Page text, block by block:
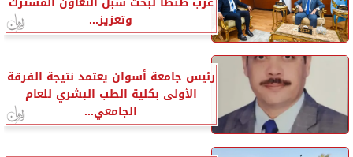
وتعزيز...
رئيس جامعة أسوان يعتمد نتيجة الفرقة
الأولى بكلية الطب البشري للعام
الجامعي...